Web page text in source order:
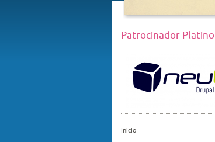
Patrocinador Platino
Inicio